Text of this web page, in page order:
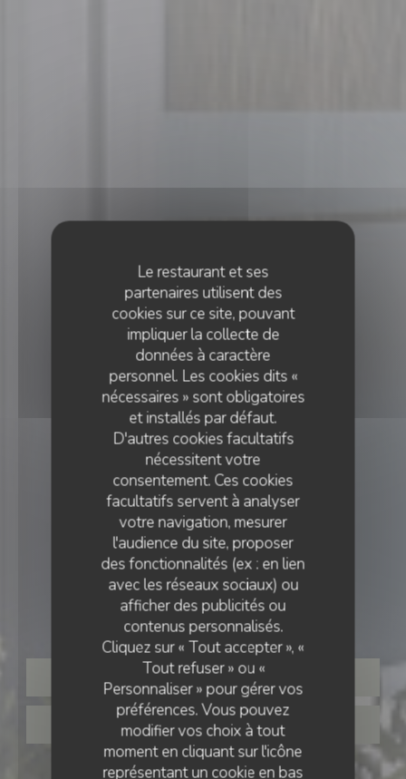
Le restaurant et ses
partenaires utilisent des
cookies sur ce site, pouvant
impliquer la collecte de
données à caractère
personnel. Les cookies dits «
nécessaires » sont obligatoires
et installés par défaut.
D'autres cookies facultatifs
nécessitent votre
consentement. Ces cookies
facultatifs servent à analyser
votre navigation, mesurer
l'audience du site, proposer
des fonctionnalités (ex : en lien
avec les réseaux sociaux) ou
afficher des publicités ou
contenus personnalisés.
Cliquez sur « Tout accepter », «
Tout refuser » ou «
Personnaliser » pour gérer vos
préférences. Vous pouvez
modifier vos choix à tout
moment en cliquant sur l'icône
représentant un cookie en bas
BAR BRASSERIE• WISSANT
La Terrasse des filles
RÉSERVER
VENTE À EMPORTER